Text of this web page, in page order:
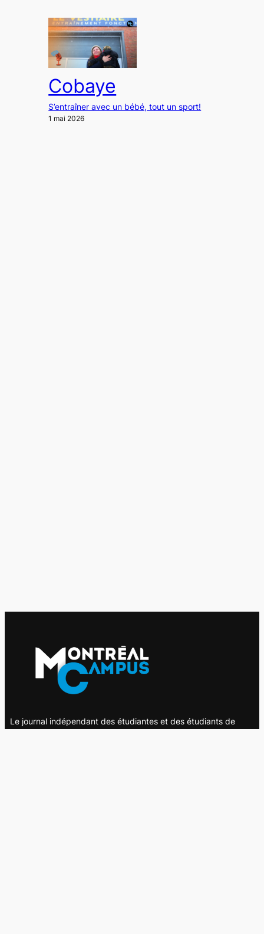
Cobaye
S’entraîner avec un bébé, tout un sport!
1 mai 2026
Le journal indépendant des étudiantes et des étudiants de